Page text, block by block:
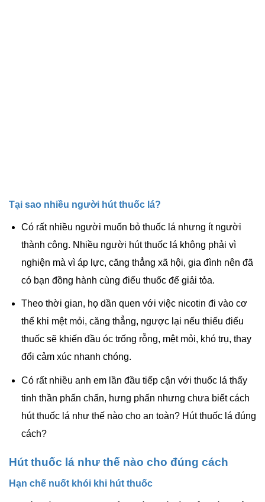
Tại sao nhiều người hút thuốc lá?
Có rất nhiều người muốn bỏ thuốc lá nhưng ít người
thành công. Nhiều người hút thuốc lá không phải vì
nghiện mà vì áp lực, căng thẳng xã hội, gia đình nên đã
có bạn đồng hành cùng điếu thuốc để giải tỏa.
Theo thời gian, họ dần quen với việc nicotin đi vào cơ
thể khi mệt mỏi, căng thẳng, ngược lại nếu thiếu điếu
thuốc sẽ khiến đầu óc trống rỗng, mệt mỏi, khó trụ, thay
đổi cảm xúc nhanh chóng.
Có rất nhiều anh em lần đầu tiếp cận với thuốc lá thấy
tinh thần phấn chấn, hưng phấn nhưng chưa biết cách
hút thuốc lá như thế nào cho an toàn? Hút thuốc lá đúng
cách?
Hút thuốc lá như thế nào cho đúng cách
Hạn chế nuốt khói khi hút thuốc